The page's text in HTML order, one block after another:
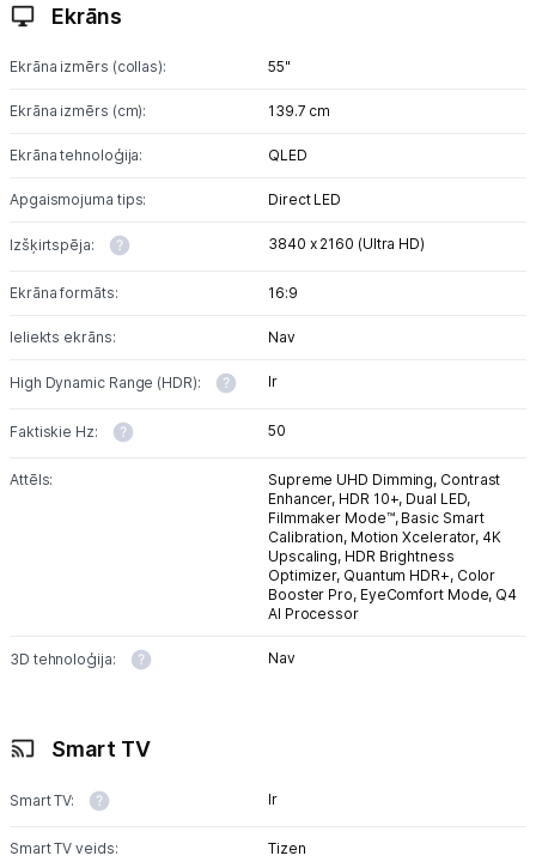
Ekrāns
Ekrāna izmērs (collas): 55"
Ekrāna izmērs (cm): 139.7 cm
Ekrāna tehnoloģija: QLED
Apgaismojuma tips: Direct LED
Izšķirtspēja: 3840 x 2160 (Ultra HD)
Ekrāna formāts: 16:9
Ieliekts ekrāns: Nav
High Dynamic Range (HDR): Ir
Faktiskie Hz: 50
Attēls: Supreme UHD Dimming, Contrast
Enhancer, HDR 10+, Dual LED,
Filmmaker Mode™, Basic Smart
Calibration, Motion Xcelerator, 4K
Upscaling, HDR Brightness
Optimizer, Quantum HDR+, Color
Booster Pro, EyeComfort Mode, Q4
AI Processor
3D tehnoloģija: Nav
Smart TV
Smart TV: Ir
Smart TV veids: Tizen